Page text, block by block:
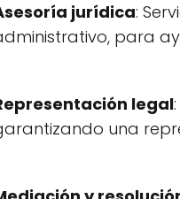
jurídica:
para
legal
una